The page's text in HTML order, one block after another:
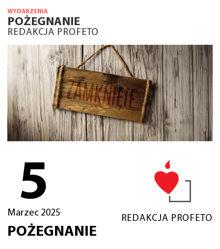
WYDARZENIA
POŻEGNANIE
REDAKCJA PROFETO
5
Marzec 2025
REDAKCJA PROFETO
POŻEGNANIE